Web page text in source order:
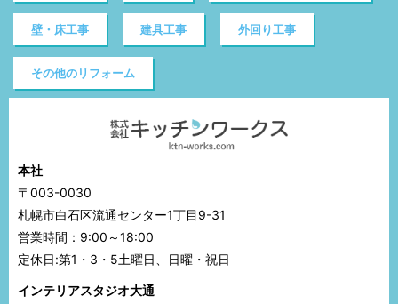
壁・床工事 建具工事 外回り工事
その他のリフォーム
本社
〒003-0030
札幌市白石区流通センター1丁目9-31
営業時間：9:00～18:00
定休日:第1・3・5土曜日、日曜・祝日
インテリアスタジオ大通